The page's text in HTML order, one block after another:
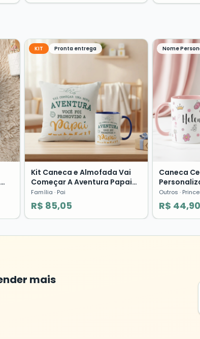
KIT Pronta entrega
Kit Caneca e Almofada Vai
Começar A Aventura Papai
Pronta Entrega Família
Família · Pai
R$ 85,05
Nome
Caneca
Princesas
Outros ·
R$ 44,90
mais